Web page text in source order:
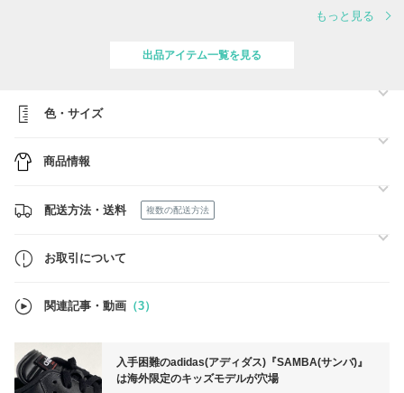
ご注文前に配送先ご住所の確認、必要であれば変更をお願い致します。
ど、ご住所へ追加が必要となります。
配送先宛名と異なっていた場合、住所不一致や宛名不完全と判断され、
お受取人や発送元に一切の確認や連絡がなく配送元（オーストラリア）
へ返送されてしまいます。
返送されたお荷物には追跡サービスは付きませんので、いつオーストラ
リアへ返送されるのかご案内が出来かねてしまいます。
お忙しい中お手数ですが、ご注文前に確認をお願い致します。
もっと見る
出品アイテム一覧を見る
色・サイズ
商品情報
配送方法・送料 複数の配送方法
お取引について
関連記事・動画 （3）
入手困難のadidas(アディダス)『SAMBA(サンバ)』
は海外限定のキッズモデルが穴場